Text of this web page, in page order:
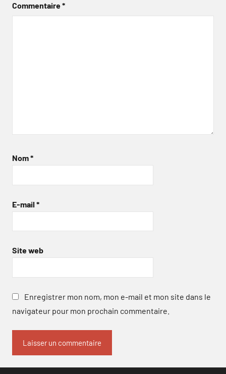
Commentaire*
Nom*
E-mail *
Site web
Enregistrer mon nom, mon e-mail et mon site dans le
navigateur pour mon prochain commentaire.